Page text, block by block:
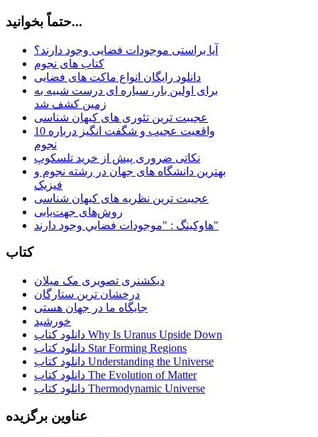
حتماً بخوانید...
آیا براستی موجودات فضایی وجود دارند؟
کتاب های نجوم
دانلود رایگان انواع ماکت های فضایی
برای اولین بار، سیاره ای درست شبیه به
زمین کشف شد
عجیبت ترین تئوری های کیهان شناسی
10 واقعیت عجیب و شگفت انگیز درباره
نجوم
نکاتی ضروری پیش از خرید تلسکوپ
بهترین دانشگاه های جهان در رشته نجوم و
فیزیک
عجیبت ترین نظریه های کیهان شناسی
روش‌های جهت‌یابی
هاوكينگ : "موجودات فضايي وجود دارند"
کتاب
دیکشنری تصویری مک میلان
درخشان ترین ستارگان
جایگاه ما در جهان هستی
خورشید
دانلود کتاب Why Is Uranus Upside Down
دانلود کتاب Star Forming Regions
دانلود کتاب Understanding the Universe
دانلود کتاب The Evolution of Matter
دانلود کتاب Thermodynamic Universe
عناوین برگزیده